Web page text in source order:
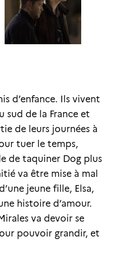
d’enfance. Ils vivent
sud de la France et
de leurs journées à
tuer le temps,
de taquiner Dog plus
va être mise à mal
jeune fille, Elsa,
histoire d’amour.
va devoir se
pouvoir grandir, et